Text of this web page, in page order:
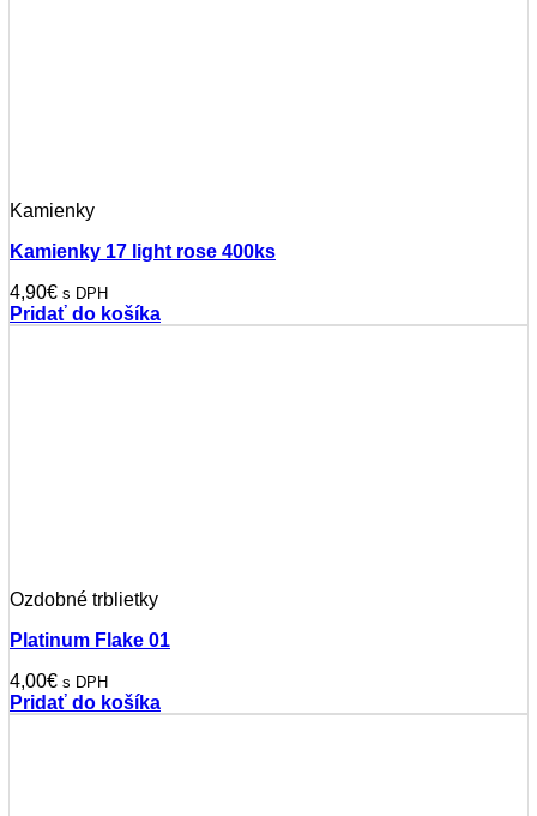
Kamienky
Kamienky 17 light rose 400ks
4,90€ s DPH
Pridať do košíka
Ozdobné trblietky
Platinum Flake 01
4,00€ s DPH
Pridať do košíka